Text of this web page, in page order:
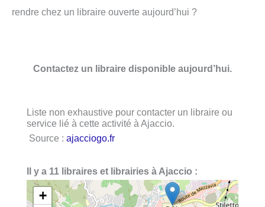
rendre chez un libraire ouverte aujourd’hui ?
Contactez un libraire disponible aujourd’hui.
Liste non exhaustive pour contacter un libraire ou
service lié à cette activité à Ajaccio.
Source : ajacciogo.fr
Il y a 11 libraires et librairies à Ajaccio :
+